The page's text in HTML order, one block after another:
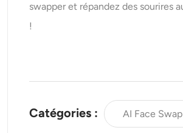
swapper et répandez des sourires
!
Catégories : AI Face Swap